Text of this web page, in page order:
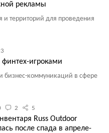
рекламы
территорий для проведения
финтех-игроками
бизнес-коммуникаций в сфере
2 5
Russ Outdoor
после спада в апреле-